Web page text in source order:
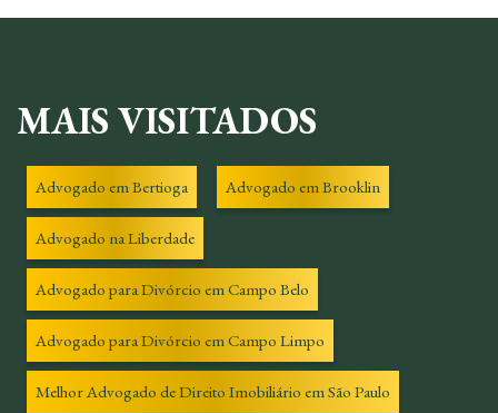
MAIS VISITADOS
Advogado em Bertioga Advogado em Brooklin
Advogado na Liberdade
Advogado para Divórcio em Campo Belo
Advogado para Divórcio em Campo Limpo
Melhor Advogado de Direito Imobiliário em São Paulo